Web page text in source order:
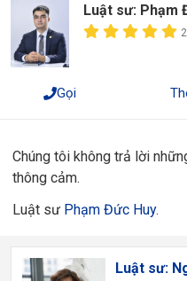
Luật sư: Phạm
Gọi
Chúng tôi không trả lời
thông cảm.
Luật sư Phạm Đức Huy.
Luật sư: